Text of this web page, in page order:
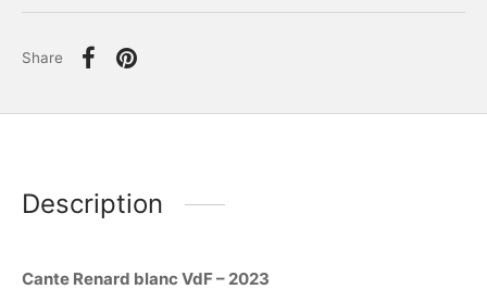
Share
Description
Cante Renard blanc VdF – 2023